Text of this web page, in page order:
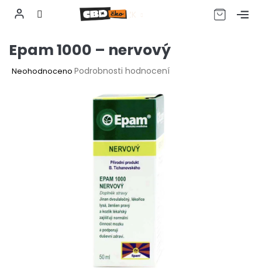
obsah
CZK
Epam 1000 – nervový
Průměrné
Neohodnoceno Podrobnosti hodnocení